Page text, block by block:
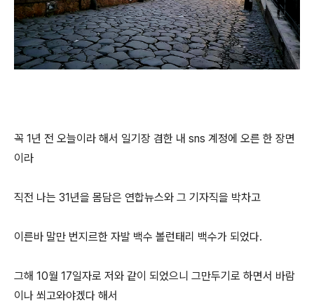
꼭 1년 전 오늘이라 해서 일기장 겸한 내 sns 계정에 오른 한 장면
이라
직전 나는 31년을 몸담은 연합뉴스와 그 기자직을 박차고
이른바 말만 번지르한 자발 백수 볼런태리 백수가 되었다.
그해 10월 17일자로 저와 같이 되었으니 그만두기로 하면서 바람
이나 쐬고와야겠다 해서